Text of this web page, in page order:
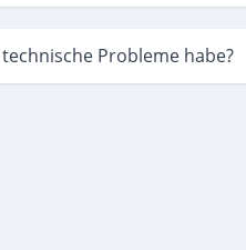
Probleme habe?